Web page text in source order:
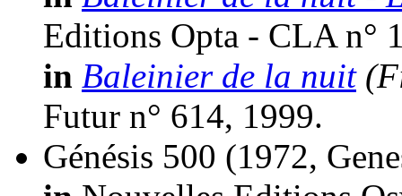
Editions Opta - CLA n°
in Baleinier de la nuit
Futur n° 614, 1999.
Génésis 500 (1972,